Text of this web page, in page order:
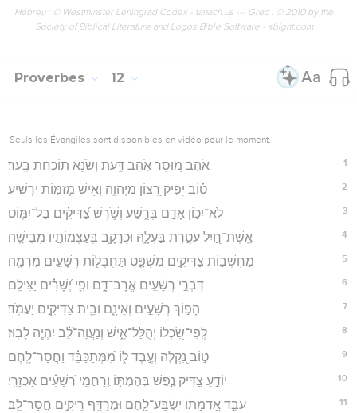
Hébreu : © Westminster Leningrad Codex - tanach.us --- Grec : © 2010 by the
Society of Biblical Literature and Logos Bible Software - sblgnt.com
Proverbes 12
Seuls les Évangiles sont disponibles en vidéo pour le moment.
1 אֹהֵ֣ב מ֭וּסָר אֹ֣הֵֽב דָּ֑עַת וְשֹׂנֵ֖א תוֹכַ֣חַת בָּֽעַר׃
2 ט֗וֹב יָפִ֣יק רָ֭צוֹן מֵיְהוָ֑ה וְאִ֖ישׁ מְזִמּ֣וֹת יַרְשִֽׁיעַ׃
3 לֹא־יִכּ֣וֹן אָדָ֣ם בְּרֶ֑שַׁע וְשֹׁ֥רֶשׁ צַ֝דִּיקִ֗ים בַּל־יִמּֽוֹט׃
4 אֵֽשֶׁת־חַ֭יִל עֲטֶ֣רֶת בַּעְלָ֑הּ וּכְרָקָ֖ב בְּעַצְמוֹתָ֣יו מְבִישָֽׁה׃
5 מַחְשְׁב֣וֹת צַדִּיקִ֣ים מִשְׁפָּ֑ט תַּחְבֻּל֖וֹת רְשָׁעִ֣ים מִרְמָֽה׃
6 דִּבְרֵ֣י רְשָׁעִ֣ים אֱרָב־דָּ֑ם וּפִ֥י יְ֝שָׁרִ֗ים יַצִּילֵֽם׃
7 הָפ֣וֹךְ רְשָׁעִ֣ים וְאֵינָ֑ם וּבֵ֖ית צַדִּיקִ֣ים יַעֲמֹֽד׃
8 לְֽפִי־שִׂ֭כְלוֹ יְהֻלַּל־אִ֑ישׁ וְנַעֲוֵה־לֵ֝֗ב יִהְיֶ֥ה לָבֽוּז׃
9 ט֣וֹב נִ֭קְלֶה וְעֶ֣בֶד ל֑וֹ מִ֝מְּתַכַּבֵּ֗ד וַחֲסַר־לָֽחֶם׃
10 יוֹדֵ֣עַ צַ֭דִּיק נֶ֣פֶשׁ בְּהֶמְתּ֑וֹ וְֽרַחֲמֵ֥י רְ֝שָׁעִ֗ים אַכְזָרִֽי׃
11 עֹבֵ֣ד אַ֭דְמָתוֹ יִֽשְׂבַּֽע־לָ֑חֶם וּמְרַדֵּ֖ף רֵיקִ֣ים חֲסַר־לֵֽב׃